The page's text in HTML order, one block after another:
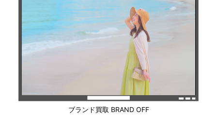
ブランド買取 BRAND OFF